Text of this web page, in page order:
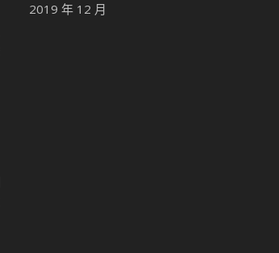
2019 年 12 月